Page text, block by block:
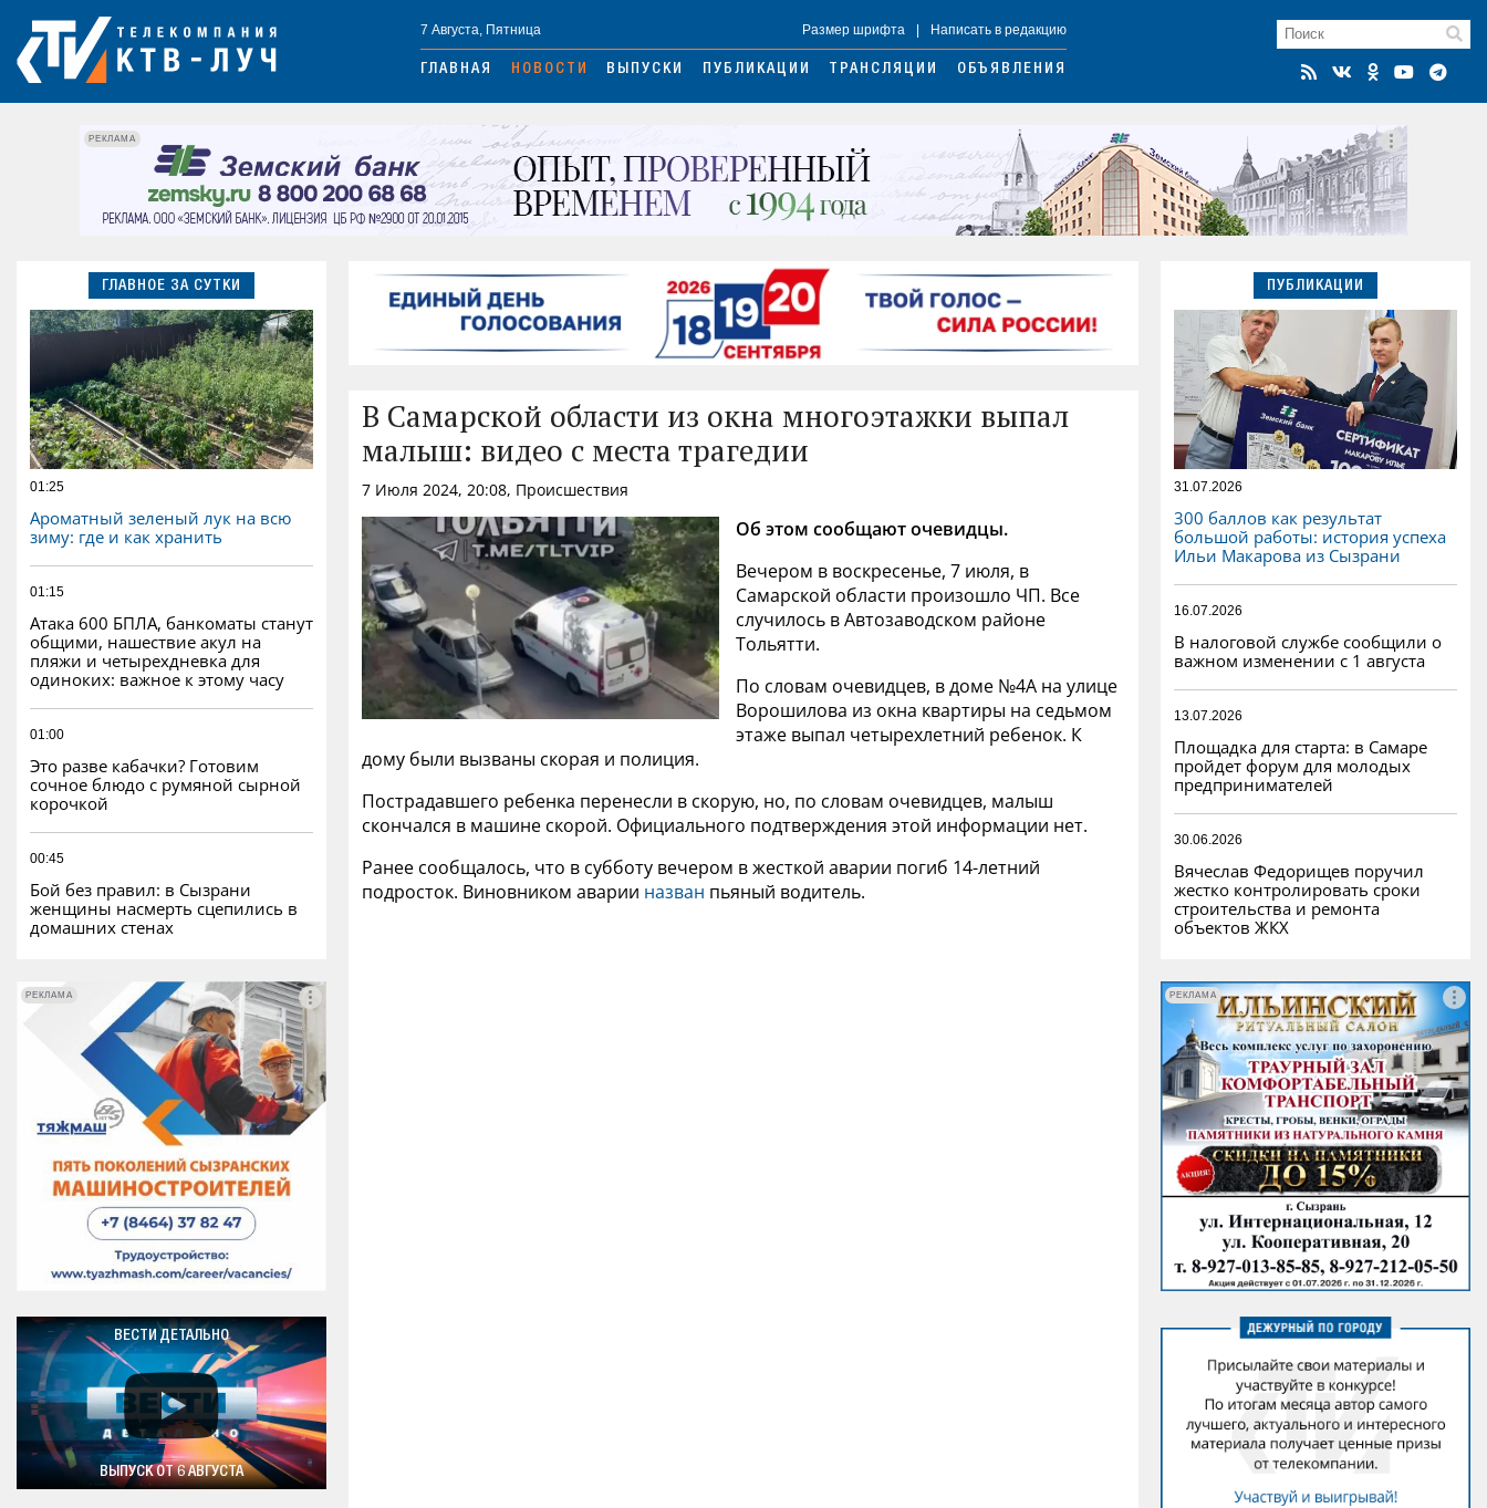
7 Августа, Пятница Размер шрифта Написать в редакцию
ГЛАВНАЯ НОВОСТИ ВЫПУСКИ ПУБЛИКАЦИИ ТРАНСЛЯЦИИ ОБЪЯВЛЕНИЯ
РЕКЛАМА
ГЛАВНОЕ ЗА СУТКИ
01:25
Ароматный зеленый лук на всю
зиму: где и как хранить
01:15
Атака 600 БПЛА, банкоматы станут
общими, нашествие акул на
пляжи и четырехдневка для
одиноких: важное к этому часу
01:00
Это разве кабачки? Готовим
сочное блюдо с румяной сырной
корочкой
00:45
Бой без правил: в Сызрани
женщины насмерть сцепились в
домашних стенах
РЕКЛАМА РЕКЛАМА
ВЕСТИ ДЕТАЛЬНО
ВЫПУСК ОТ 6 АВГУСТА
В Самарской области из окна многоэтажки выпал
малыш: видео с места трагедии
7 Июля 2024, 20:08, Происшествия
Об этом сообщают очевидцы.
Вечером в воскресенье, 7 июля, в
Самарской области произошло ЧП. Все
случилось в Автозаводском районе
Тольятти.
По словам очевидцев, в доме №4А на улице
Ворошилова из окна квартиры на седьмом
этаже выпал четырехлетний ребенок. К
дому были вызваны скорая и полиция.
Пострадавшего ребенка перенесли в скорую, но, по словам очевидцев, малыш
скончался в машине скорой. Официального подтверждения этой информации нет.
Ранее сообщалось, что в субботу вечером в жесткой аварии погиб 14-летний
подросток. Виновником аварии назван пьяный водитель.
ПУБЛИКАЦИИ
31.07.2026
300 баллов как результат
большой работы: история успеха
Ильи Макарова из Сызрани
16.07.2026
В налоговой службе сообщили о
важном изменении с 1 августа
13.07.2026
Площадка для старта: в Самаре
пройдет форум для молодых
предпринимателей
30.06.2026
Вячеслав Федорищев поручил
жестко контролировать сроки
строительства и ремонта
объектов ЖКХ
РЕКЛАМА